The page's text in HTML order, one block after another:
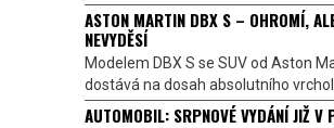
ASTON MARTIN DBX S – OHROMÍ,
NEVYDĚSÍ
Modelem DBX S se SUV od Aston
dostává na dosah absolutního
AUTOMOBIL: SRPNOVÉ VYDÁNÍ JIŽ V